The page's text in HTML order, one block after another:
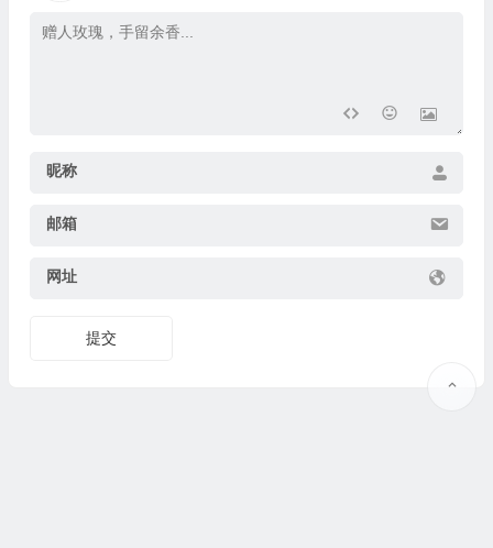
昵称
邮箱
网址
提交